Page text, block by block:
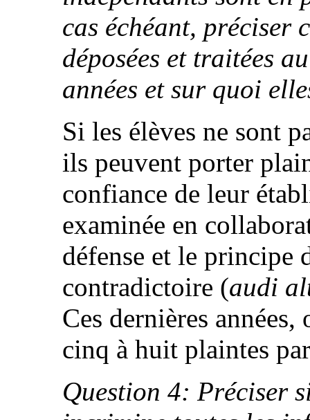
cas échéant, préciser
déposées et traitées
années et sur quoi
Si les élèves ne sont
ils peuvent porter
confiance de leur
examinée en
défense et le principe
contradictoire (audi
Ces dernières
cinq à huit plaintes
Question 4: Préciser